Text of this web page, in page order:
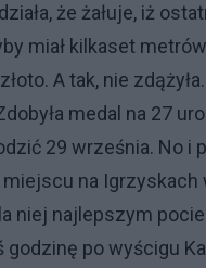
że żałuje, iż
miał kilkaset
A tak, nie
medal na 27
29 września. No i
na Igrzyskach
niej najlepszym
godzinę po wyścigu